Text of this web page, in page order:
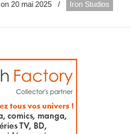
on 20 mai 2025 / Iron Studios